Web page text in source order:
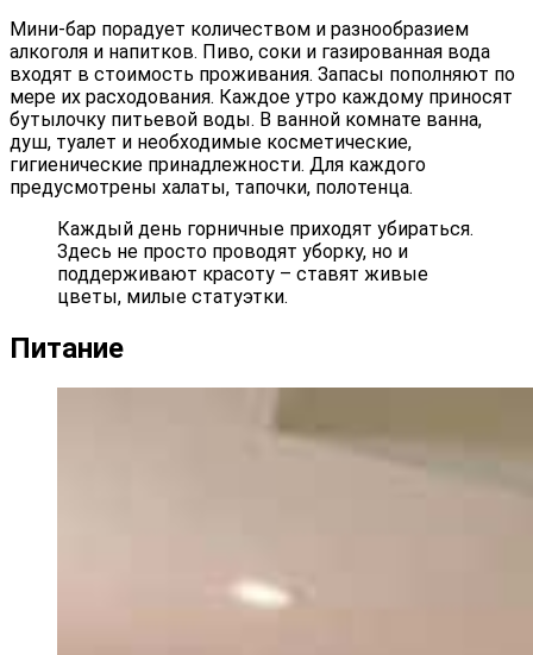
Мини-бар порадует количеством и разнообразием
алкоголя и напитков. Пиво, соки и газированная вода
входят в стоимость проживания. Запасы пополняют по
мере их расходования. Каждое утро каждому приносят
бутылочку питьевой воды. В ванной комнате ванна,
душ, туалет и необходимые косметические,
гигиенические принадлежности. Для каждого
предусмотрены халаты, тапочки, полотенца.
Каждый день горничные приходят убираться.
Здесь не просто проводят уборку, но и
поддерживают красоту – ставят живые
цветы, милые статуэтки.
Питание